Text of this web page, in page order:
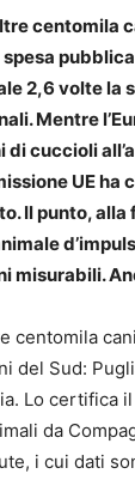
centomila
spesa
2,6 volte la
Mentre
cuccioli
UE ha
Il punto, alla
misurabili.
centomila
del Sud:
Lo certifica
da
i cui dati